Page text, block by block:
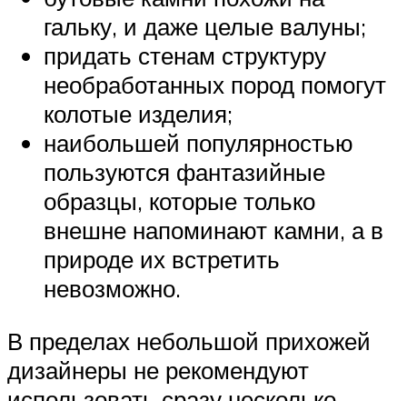
гальку, и даже целые валуны;
придать стенам структуру
необработанных пород помогут
колотые изделия;
наибольшей популярностью
пользуются фантазийные
образцы, которые только
внешне напоминают камни, а в
природе их встретить
невозможно.
В пределах небольшой прихожей
дизайнеры не рекомендуют